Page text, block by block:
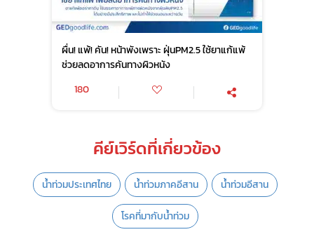
ผื่น! แพ้! คัน! หน้าพังเพราะ ฝุ่นPM2.5 ใช้ยาแก้แพ้
ช่วยลดอาการคันทางผิวหนัง
180
คีย์เวิร์ดที่เกี่ยวข้อง
น้ำท่วมประเทศไทย น้ำท่วมภาคอีสาน น้ำท่วมอีสาน
โรคที่มากับน้ำท่วม